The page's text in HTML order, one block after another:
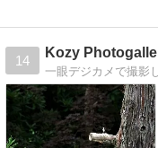
14
Kozy